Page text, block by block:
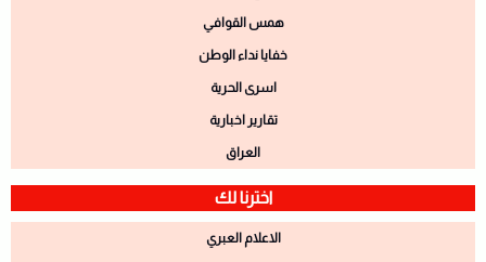
همس القوافي
خفايا نداء الوطن
اسرى الحرية
تقارير اخبارية
العراق
اخترنا لك
الاعلام العبري